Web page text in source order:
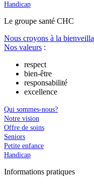
Handicap
Le groupe santé CHC
Nous croyons à la
Nos valeurs :
respect
bien-être
responsabilité
excellence
Qui sommes-nous?
Notre vision
Offre de soins
Seniors
Petite enfance
Handicap
Informations pratiques